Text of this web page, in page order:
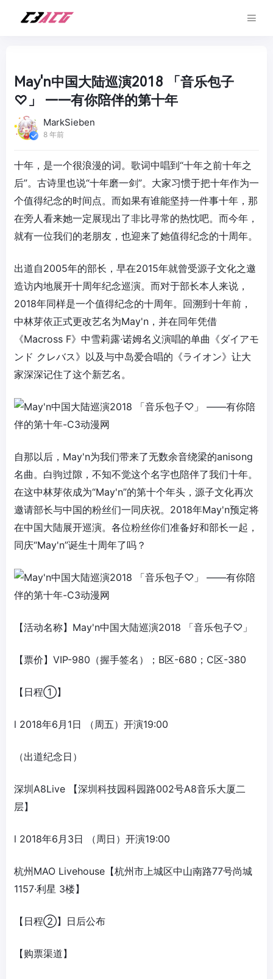
May'n中国大陆巡演2018 「音乐包子
♡」 ——有你陪伴的第十年
MarkSieben
8 年前
十年，是一个很浪漫的词。歌词中唱到“十年之前十年之
后”。古诗里也说“十年磨一剑”。大家习惯于把十年作为一
个值得纪念的时间点。而如果有谁能坚持一件事十年，那
在旁人看来她一定展现出了非比寻常的热忱吧。而今年，
就有一位我们的老朋友，也迎来了她值得纪念的十周年。
出道自2005年的部长，早在2015年就曾受源子文化之邀
造访内地展开十周年纪念巡演。而对于部长本人来说，
2018年同样是一个值得纪念的十周年。回溯到十年前，
中林芽依正式更改艺名为May'n，并在同年凭借
《Macross F》中雪莉露·诺姆名义演唱的单曲《ダイアモ
ンド クレバス》以及与中岛爱合唱的《ライオン》让大
家深深记住了这个新艺名。
自那以后，May'n为我们带来了无数余音绕梁的anisong
名曲。白驹过隙，不知不觉这个名字也陪伴了我们十年。
在这中林芽依成为“May'n”的第十个年头，源子文化再次
邀请部长与中国的粉丝们一同庆祝。2018年May'n预定将
在中国大陆展开巡演。各位粉丝你们准备好和部长一起，
同庆“May'n”诞生十周年了吗？
【活动名称】May'n中国大陆巡演2018 「音乐包子♡」
【票价】VIP-980（握手签名）；B区-680；C区-380
【日程①】
l 2018年6月1日 （周五）开演19:00
（出道纪念日）
深圳A8Live 【深圳科技园科园路002号A8音乐大厦二
层】
l 2018年6月3日 （周日）开演19:00
杭州MAO Livehouse【杭州市上城区中山南路77号尚城
1157·利星 3楼】
【日程②】日后公布
【购票渠道】